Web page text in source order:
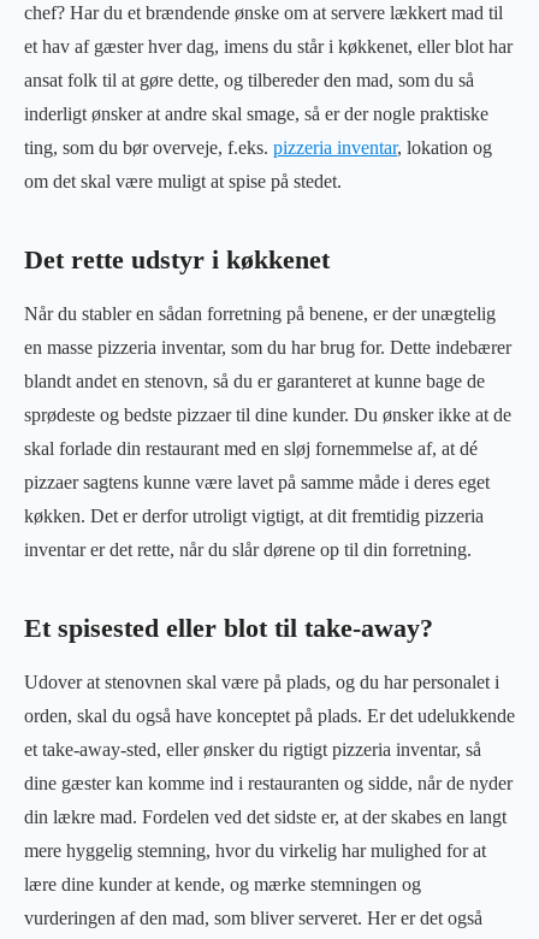
chef? Har du et brændende ønske om at servere lækkert mad til
et hav af gæster hver dag, imens du står i køkkenet, eller blot har
ansat folk til at gøre dette, og tilbereder den mad, som du så
inderligt ønsker at andre skal smage, så er der nogle praktiske
ting, som du bør overveje, f.eks. pizzeria inventar, lokation og
om det skal være muligt at spise på stedet.
Det rette udstyr i køkkenet
Når du stabler en sådan forretning på benene, er der unægtelig
en masse pizzeria inventar, som du har brug for. Dette indebærer
blandt andet en stenovn, så du er garanteret at kunne bage de
sprødeste og bedste pizzaer til dine kunder. Du ønsker ikke at de
skal forlade din restaurant med en sløj fornemmelse af, at dé
pizzaer sagtens kunne være lavet på samme måde i deres eget
køkken. Det er derfor utroligt vigtigt, at dit fremtidig pizzeria
inventar er det rette, når du slår dørene op til din forretning.
Et spisested eller blot til take-away?
Udover at stenovnen skal være på plads, og du har personalet i
orden, skal du også have konceptet på plads. Er det udelukkende
et take-away-sted, eller ønsker du rigtigt pizzeria inventar, så
dine gæster kan komme ind i restauranten og sidde, når de nyder
din lækre mad. Fordelen ved det sidste er, at der skabes en langt
mere hyggelig stemning, hvor du virkelig har mulighed for at
lære dine kunder at kende, og mærke stemningen og
vurderingen af den mad, som bliver serveret. Her er det også